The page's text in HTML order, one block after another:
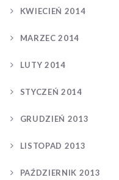
KWIECIEŃ 2014
MARZEC 2014
LUTY 2014
STYCZEŃ 2014
GRUDZIEŃ 2013
LISTOPAD 2013
PAŹDZIERNIK 2013